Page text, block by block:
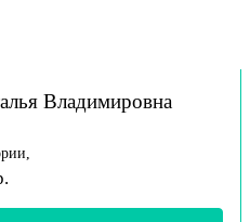
Владимировна